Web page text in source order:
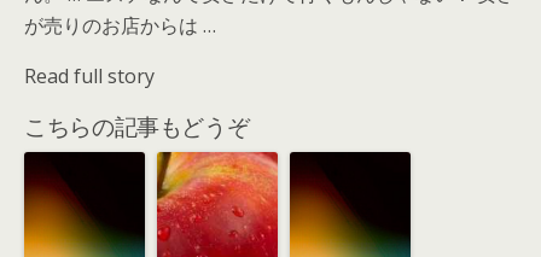
が売りのお店からは …
Read full story
こちらの記事もどうぞ